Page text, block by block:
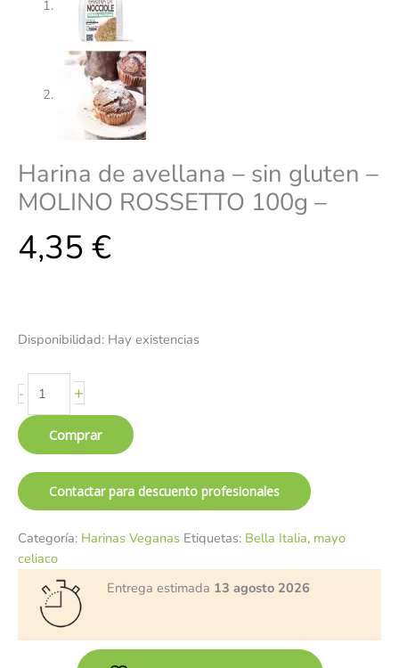
Harina de avellana – sin gluten –
MOLINO ROSSETTO 100g –
4,35 €
Disponibilidad: Hay existencias
- +
Comprar
Contactar para descuento profesionales
Categoría: Harinas Veganas Etiquetas: Bella Italia, mayo
celiaco
Entrega estimada 13 agosto 2026